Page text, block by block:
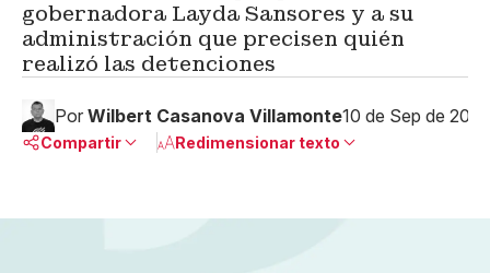
gobernadora Layda Sansores y a su
administración que precisen quién
realizó las detenciones
Por Wilbert Casanova Villamonte10 de Sep de
Compartir Redimensionar texto